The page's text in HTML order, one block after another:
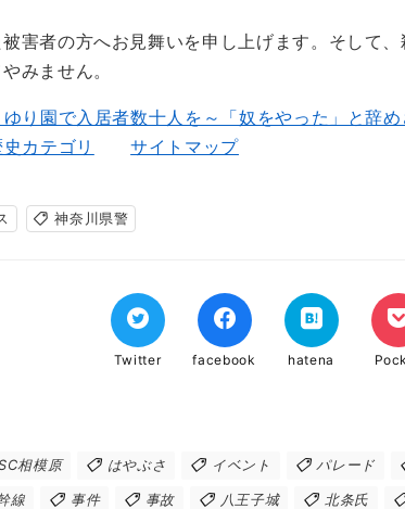
害者の方へお見舞いを申し上げます。そして
みません。
り園で入居者数十人を～「奴をやった」と辞
カテゴリ サイトマップ
神奈川県警
Twitter facebook hatena
相模原 はやぶさ イベント パレード
線 事件 事故 八王子城 北条氏